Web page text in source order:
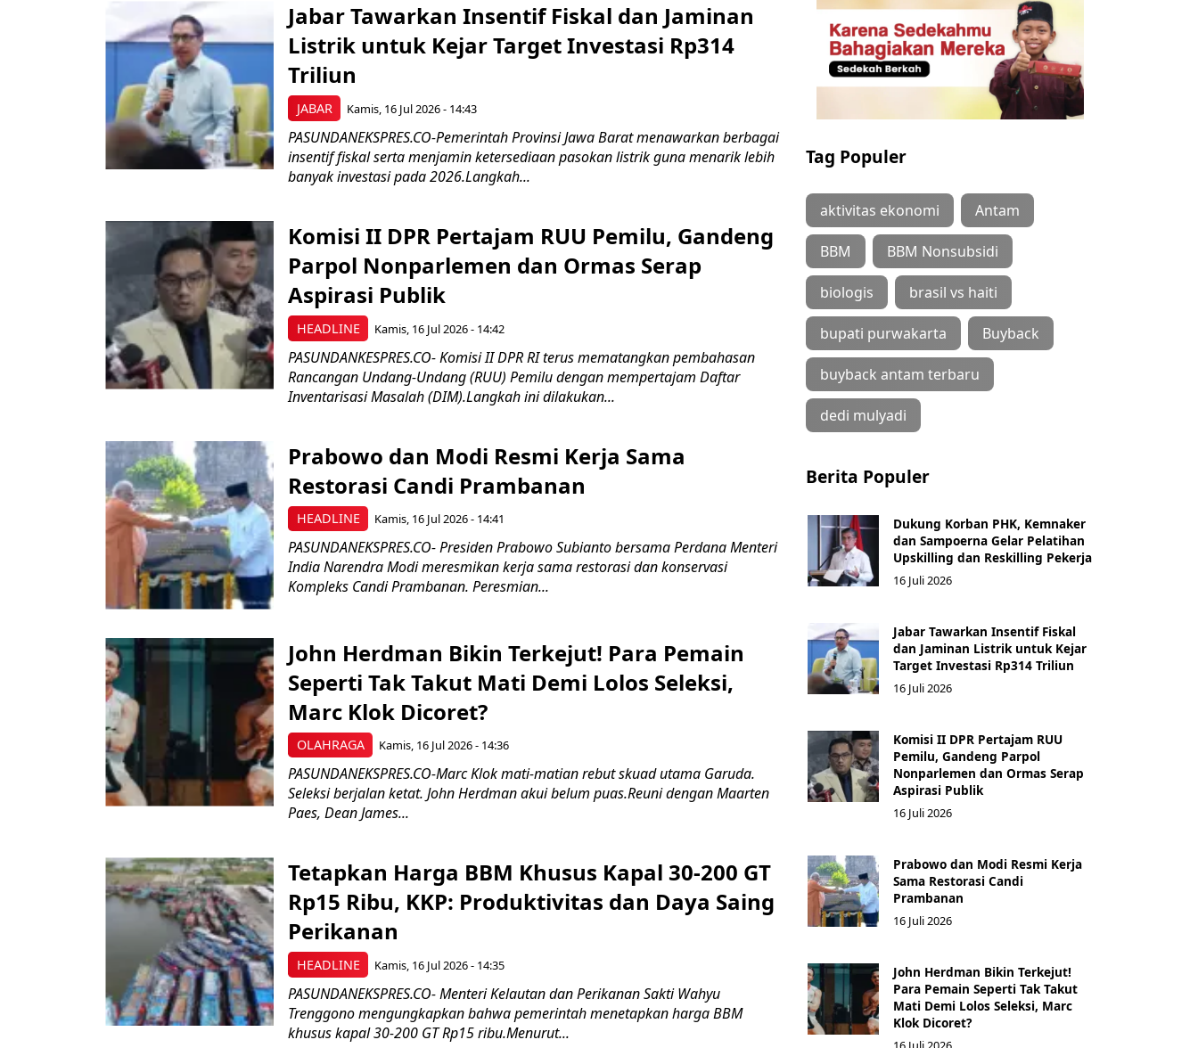
JABAR
Jabar Tawarkan Insentif Fiskal dan Jaminan
Listrik untuk Kejar Target Investasi Rp314
Triliun
Kamis, 16 Jul 2026 - 14:43
PASUNDANEKSPRES.CO-Pemerintah Provinsi Jawa Barat menawarkan berbagai
insentif fiskal serta menjamin ketersediaan pasokan listrik guna menarik lebih
banyak investasi pada 2026.Langkah...
HEADLINE
Komisi II DPR Pertajam RUU Pemilu, Gandeng
Parpol Nonparlemen dan Ormas Serap
Aspirasi Publik
Kamis, 16 Jul 2026 - 14:42
PASUNDANKESPRES.CO- Komisi II DPR RI terus mematangkan pembahasan
Rancangan Undang-Undang (RUU) Pemilu dengan mempertajam Daftar
Inventarisasi Masalah (DIM).Langkah ini dilakukan...
HEADLINE
Prabowo dan Modi Resmi Kerja Sama
Restorasi Candi Prambanan
Kamis, 16 Jul 2026 - 14:41
PASUNDANEKSPRES.CO- Presiden Prabowo Subianto bersama Perdana Menteri
India Narendra Modi meresmikan kerja sama restorasi dan konservasi
Kompleks Candi Prambanan. Peresmian...
OLAHRAGA
John Herdman Bikin Terkejut! Para Pemain
Seperti Tak Takut Mati Demi Lolos Seleksi,
Marc Klok Dicoret?
Kamis, 16 Jul 2026 - 14:36
PASUNDANEKSPRES.CO-Marc Klok mati-matian rebut skuad utama Garuda.
Seleksi berjalan ketat. John Herdman akui belum puas.Reuni dengan Maarten
Paes, Dean James...
HEADLINE
Tetapkan Harga BBM Khusus Kapal 30-200 GT
Rp15 Ribu, KKP: Produktivitas dan Daya Saing
Perikanan
Kamis, 16 Jul 2026 - 14:35
PASUNDANEKSPRES.CO- Menteri Kelautan dan Perikanan Sakti Wahyu
Trenggono mengungkapkan bahwa pemerintah menetapkan harga BBM
khusus kapal 30-200 GT Rp15 ribu.Menurut...
Tag Populer
aktivitas ekonomi Antam
BBM BBM Nonsubsidi
biologis brasil vs haiti
bupati purwakarta Buyback
buyback antam terbaru
dedi mulyadi
Berita Populer
Dukung Korban PHK, Kemnaker
dan Sampoerna Gelar Pelatihan
Upskilling dan Reskilling Pekerja
16 Juli 2026
Jabar Tawarkan Insentif Fiskal
dan Jaminan Listrik untuk Kejar
Target Investasi Rp314 Triliun
16 Juli 2026
Komisi II DPR Pertajam RUU
Pemilu, Gandeng Parpol
Nonparlemen dan Ormas Serap
Aspirasi Publik
16 Juli 2026
Prabowo dan Modi Resmi Kerja
Sama Restorasi Candi
Prambanan
16 Juli 2026
John Herdman Bikin Terkejut!
Para Pemain Seperti Tak Takut
Mati Demi Lolos Seleksi, Marc
Klok Dicoret?